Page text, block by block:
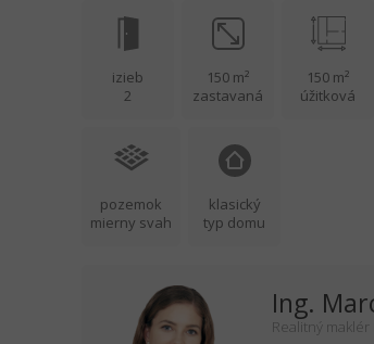
izieb
2
150 m²
zastavaná
150 m²
úžitková
pozemok
mierny svah
klasický
typ domu
Ing.
Realitný maklér